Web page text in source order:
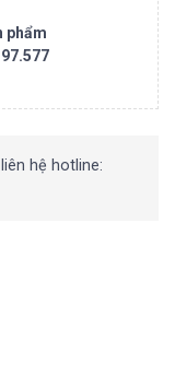
phẩm
hệ hotline: